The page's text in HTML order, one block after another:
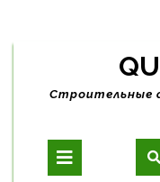
Skip
contentСтроительные
Open